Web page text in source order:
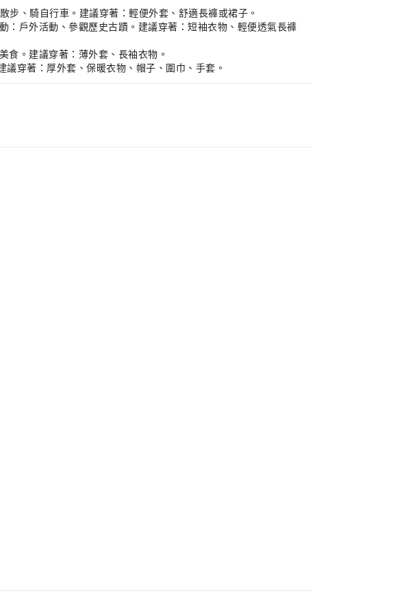
、騎自行車。建議穿著：輕便外套、舒適長褲或裙子。
戶外活動、參觀歷史古蹟。建議穿著：短袖衣物、輕便透氣長褲
食。建議穿著：薄外套、長袖衣物。
穿著：厚外套、保暖衣物、帽子、圍巾、手套。